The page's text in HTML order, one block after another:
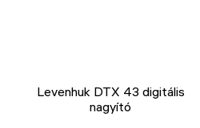
Levenhuk DTX 43 digitális
nagyító